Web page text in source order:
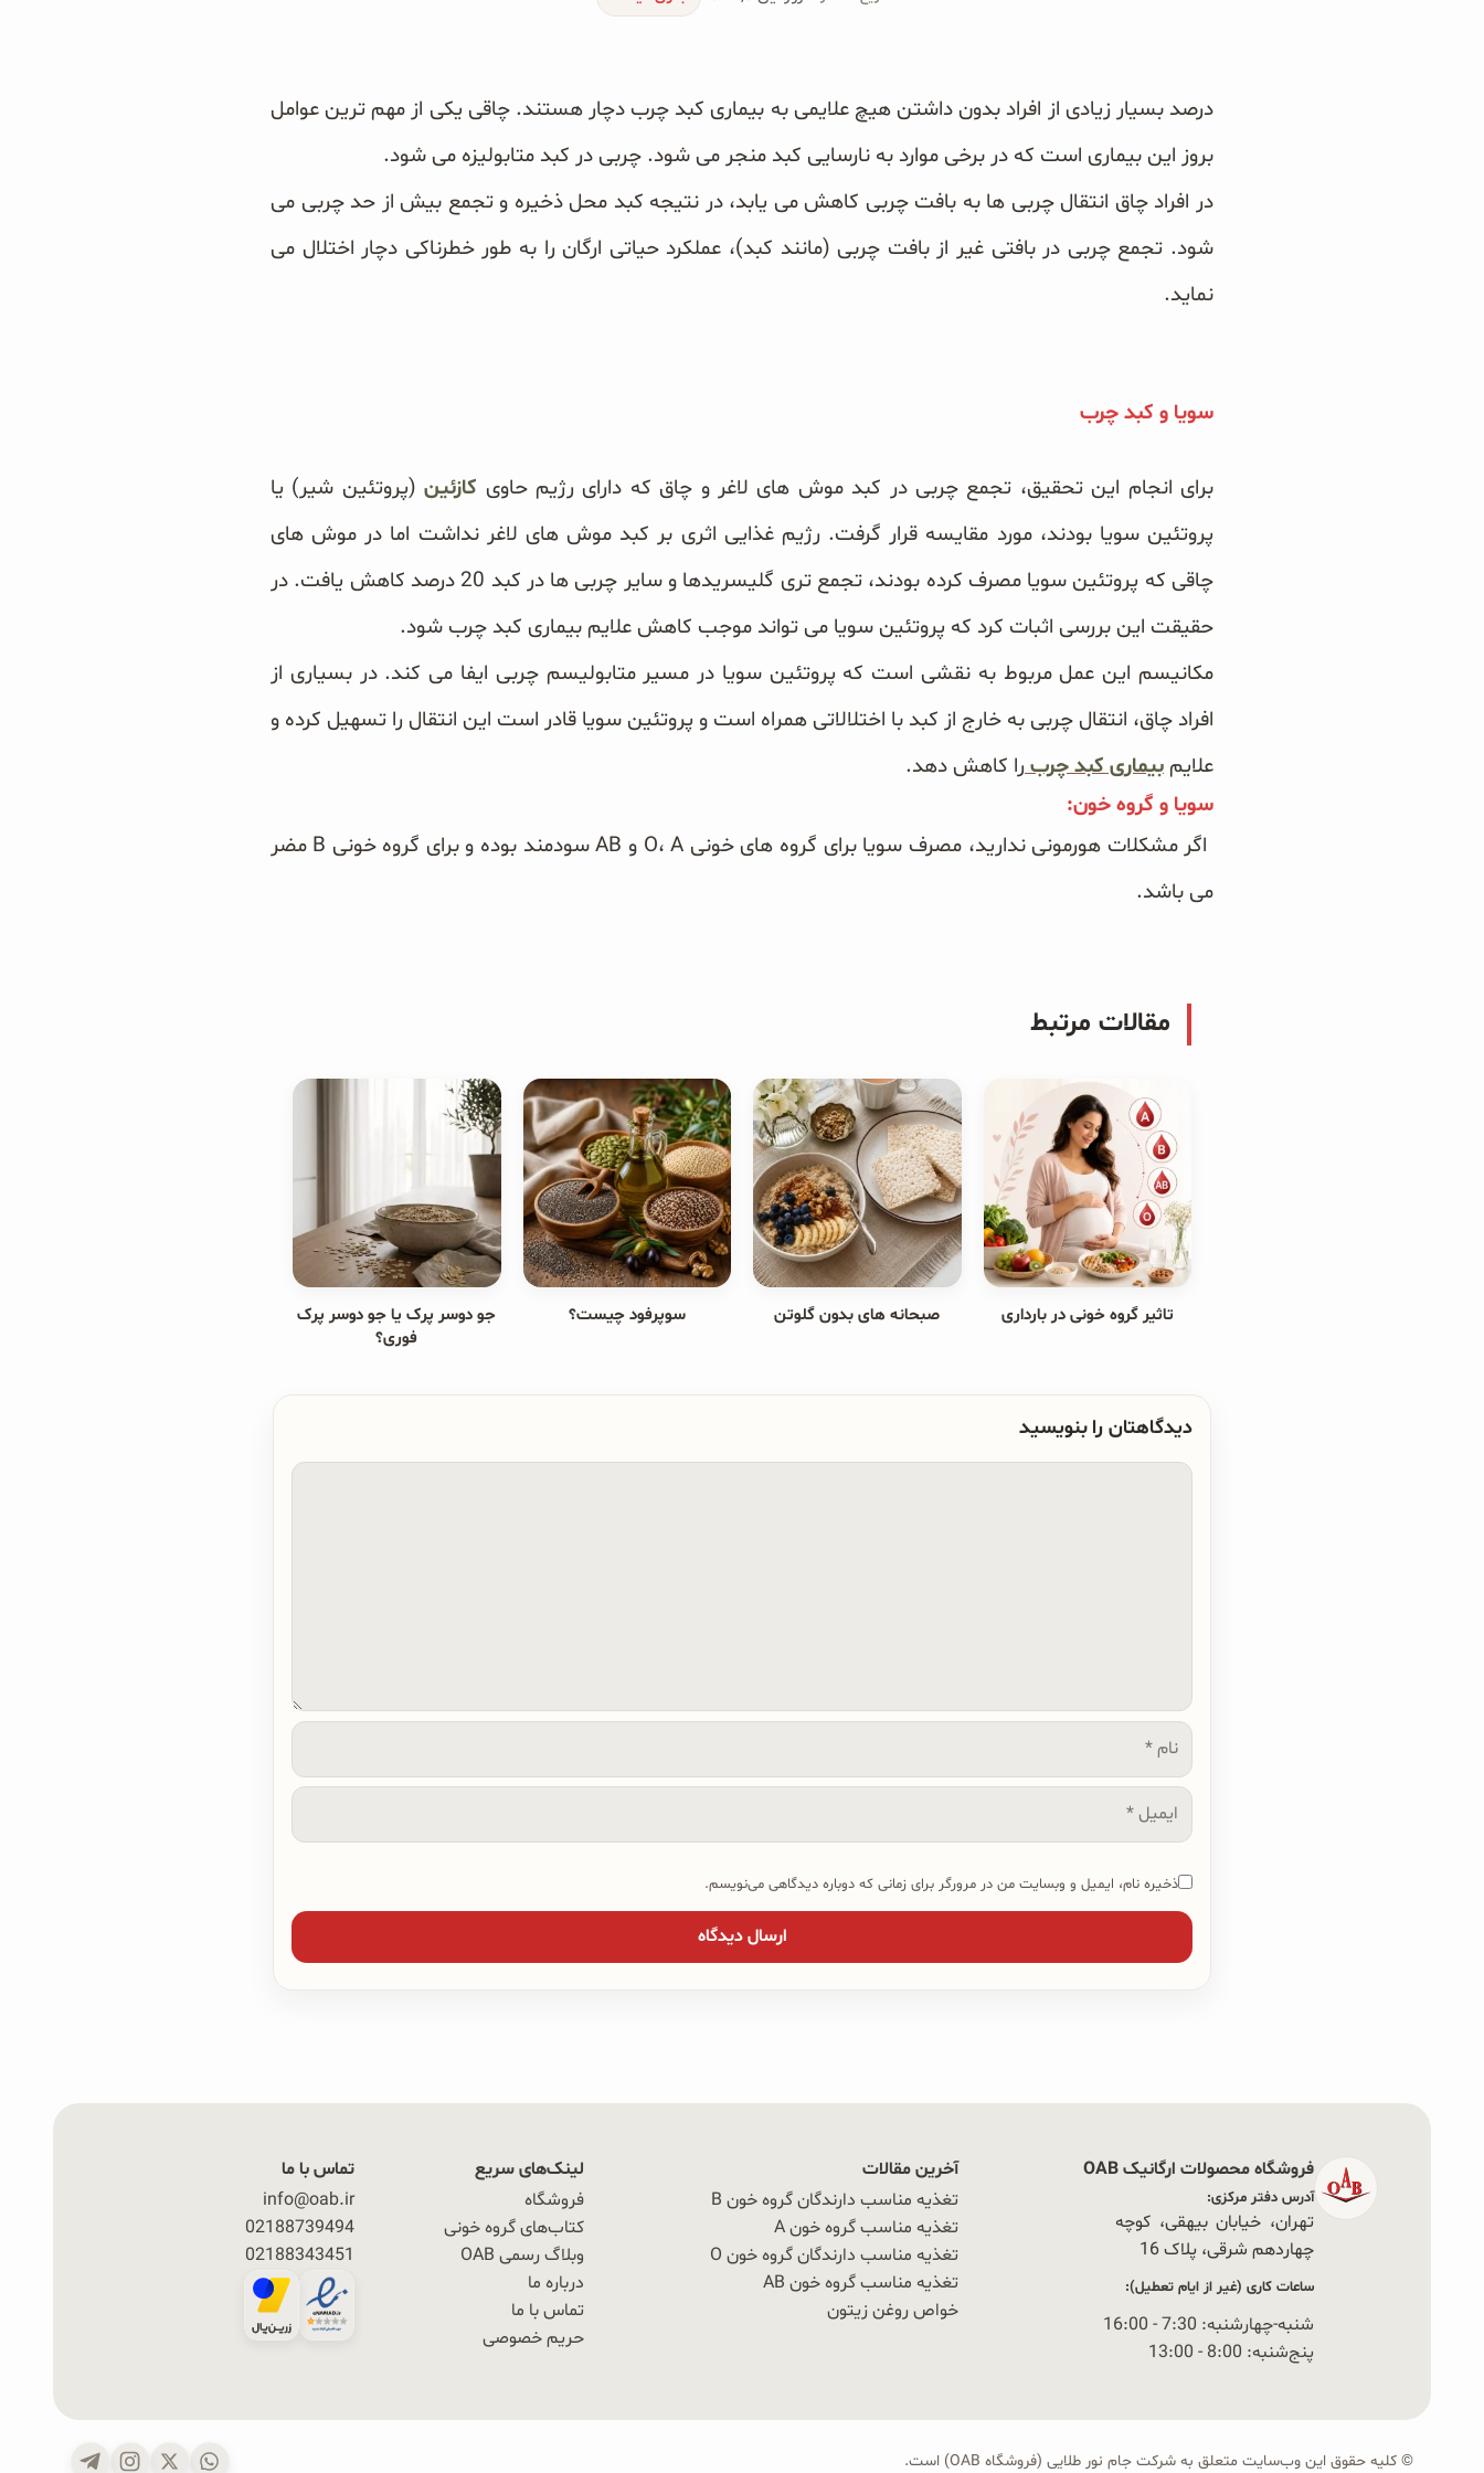
ترشی و شور
چاشنی‌ها و سرکه‌‌ها
زیتون و روغن زیتون
غلات و دانه‌های سالم
صبحانه و میان وعده
سبوس و جوانه‌ها
کتاب‌های OAB
درصد بسیار زیادی از افراد بدون داشتن هیچ علایمی به بیماری کبد چرب دچار هستند. چاقی یکی از مهم ترین عوامل
بروز این بیماری است که در برخی موارد به نارسایی کبد منجر می شود. چربی در کبد متابولیزه می شود.
در افراد چاق انتقال چربی ها به بافت چربی کاهش می یابد، در نتیجه کبد محل ذخیره و تجمع بیش از حد چربی می
شود. تجمع چربی در بافتی غیر از بافت چربی (مانند کبد)، عملکرد حیاتی ارگان را به طور خطرناکی دچار اختلال می
نماید.
سویا و کبد چرب
برای انجام این تحقیق، تجمع چربی در کبد موش های لاغر و چاق که دارای رژیم حاوی کازئین(پروتئین شیر) یا
پروتئین سویا بودند، مورد مقایسه قرار گرفت. رژیم غذایی اثری بر کبد موش های لاغر نداشت اما در موش های
چاقی که پروتئین سویا مصرف کرده بودند، تجمع تری گلیسریدها و سایر چربی ها در کبد 20 درصد کاهش یافت. در
حقیقت این بررسی اثبات کرد که پروتئین سویا می تواند موجب کاهش علایم بیماری کبد چرب شود.
مکانیسم این عمل مربوط به نقشی است که پروتئین سویا در مسیر متابولیسم چربی ایفا می کند. در بسیاری از
افراد چاق، انتقال چربی به خارج از کبد با اختلالاتی همراه است و پروتئین سویا قادر است این انتقال را تسهیل کرده و
علایم بیماری کبد چرب را کاهش دهد.
سویا و گروه خون:
اگر مشکلات هورمونی ندارید، مصرف سویا برای گروه های خونی O، A و AB
سودمند بوده و برای گروه خونی B
مضر
می باشد.
مقالات مرتبط
تاثیر گروه خونی در بارداری صبحانه های بدون گلوتن سوپرفود چیست؟
جو دوسر پرک یا جو دوسر پرک
فوری؟
دیدگاهتان را بنویسید
نام
ایمیل
ذخیره نام، ایمیل و وبسایت من در مرورگر برای زمانی که دوباره دیدگاهی می‌نویسم.
فروشگاه محصولات ارگانیک OAB
آدرس دفتر مرکزی:
تهران، خیابان بیهقی، کوچه
چهاردهم شرقی، پلاک 16‭
ساعات کاری (غیر از ایام تعطیل):
شنبه-چهارشنبه: 7:30 - 16:00
پنج‌شنبه: 8:00 - 13:00
آخرین مقالات
تغذیه مناسب دارندگان گروه خون B
تغذیه مناسب گروه خون A
تغذیه مناسب دارندگان گروه خون O
تغذیه مناسب گروه خون AB
خواص روغن زیتون
لینک‌های سریع
فروشگاه
کتاب‌های گروه خونی
وبلاگ رسمی OAB
درباره ما
تماس با ما
حریم خصوصی
تماس با ما
info@oab.ir
02188739494
02188343451
© کلیه حقوق این وب‌سایت متعلق به شرکت جام نور طلایی (فروشگاه OAB) است.